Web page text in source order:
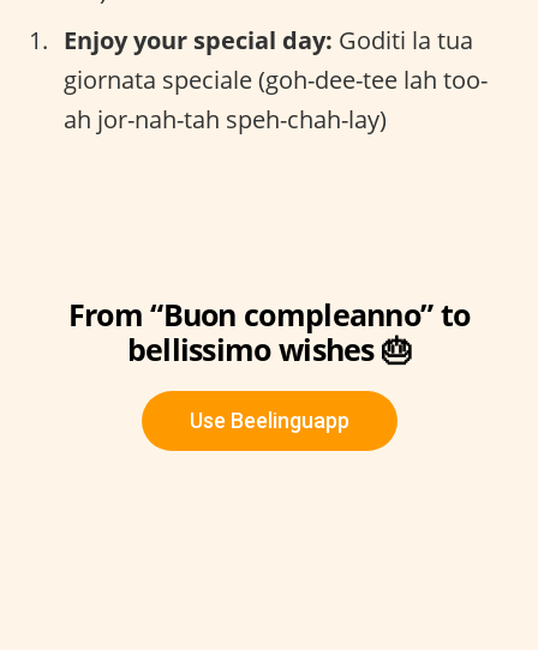
Enjoy your special day: Goditi la tua
giornata speciale (goh-dee-tee lah too-
ah jor-nah-tah speh-chah-lay)
From “Buon compleanno” to
bellissimo wishes 🎂
Use Beelinguapp